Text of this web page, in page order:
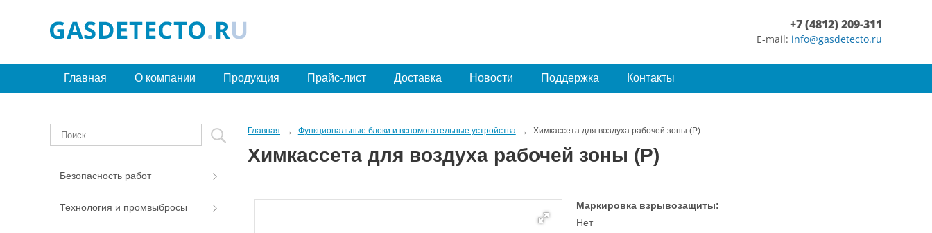
+7 (4812) 209-311
E-mail: info@gasdetecto.ru
Главная О компании Продукция Прайс-лист Доставка Новости Поддержка Контакты
Главная Функциональные блоки и вспомогательные устройства Химкассета для воздуха рабочей зоны (Р)
Химкассета для воздуха рабочей зоны (Р)
Маркировка взрывозащиты:
Нет
Безопасность работ
Технология и промвыбросы